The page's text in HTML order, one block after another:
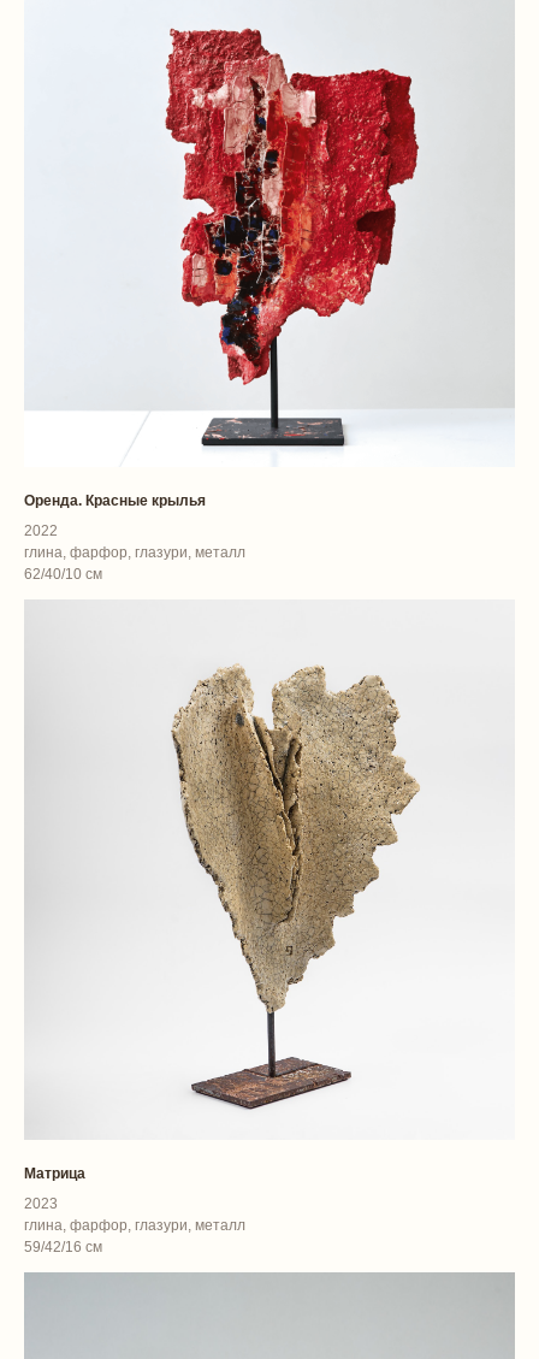
Оренда. Красные крылья
2022
глина, фарфор, глазури, металл
62/40/10 см
Матрица
2023
глина, фарфор, глазури, металл
59/42/16 см